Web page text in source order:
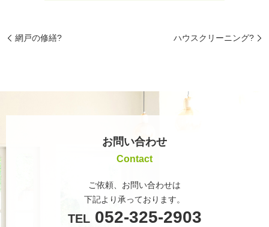
網戸の修繕? ハウスクリーニング?
お問い合わせ
Contact
ご依頼、お問い合わせは
下記より承っております。
TEL052-325-2903